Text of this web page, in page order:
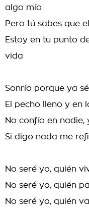
algo mío
Pero tú sabes que
Estoy en tu punto
vida
Sonrío porque ya
El pecho lleno y en
No confío en
Si digo nada me
No seré yo, quién
No seré yo, quién
No seré yo, quién